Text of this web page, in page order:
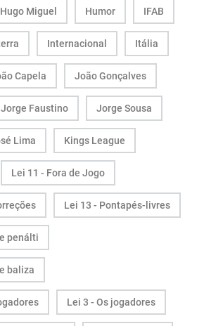
Hugo Miguel Humor IFAB
Internacional Itália
Capela João Gonçalves
Jorge Faustino Jorge Sousa
Lima Kings League
Lei 11 - Fora de Jogo
Lei 13 - Pontapés-livres
penálti
baliza
Lei 3 - Os jogadores